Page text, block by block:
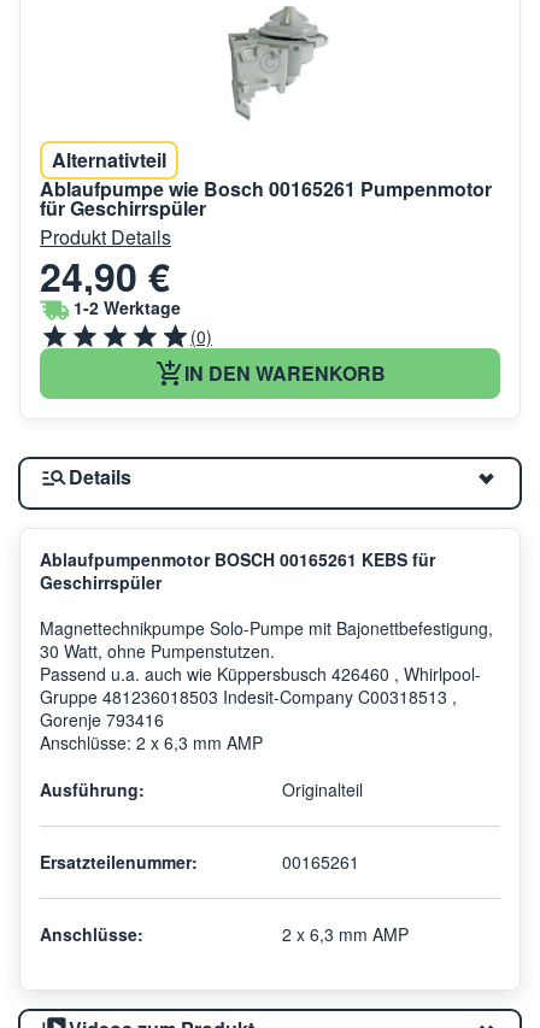
Alternativteil
Ablaufpumpe wie Bosch 00165261 Pumpenmotor
für Geschirrspüler
Produkt Details
24,90 €
1-2 Werktage
(0)
IN DEN WARENKORB
Details
Ablaufpumpenmotor BOSCH 00165261 KEBS für
Geschirrspüler
Magnettechnikpumpe Solo-Pumpe mit Bajonettbefestigung,
30 Watt, ohne Pumpenstutzen.
Passend u.a. auch wie Küppersbusch 426460 , Whirlpool-
Gruppe 481236018503 Indesit-Company C00318513 ,
Gorenje 793416
Anschlüsse: 2 x 6,3 mm AMP
Ausführung:
Originalteil
Ersatzteilenummer: 00165261
Anschlüsse: 2 x 6,3 mm AMP